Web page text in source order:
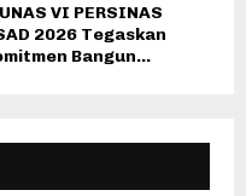
VI PERSINAS
2026 Tegaskan
Bangun...